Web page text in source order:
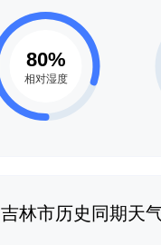
吉林市历史同期天